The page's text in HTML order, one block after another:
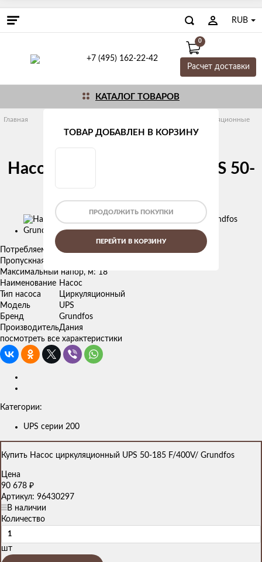
RUB
+7 (495) 162-22-42
0
Расчет доставки
КАТАЛОГ ТОВАРОВ
Главная
Циркуляционные
UPS серии 200
Насос циркуляционный UPS 50-
185 F/400V/ Grundfos
Изображения
товаров
Потребляемая мощность, Вт: 1000
Пропускная способность, м3/ч: 30
Максимальный напор, м: 18
Наименование Насос
Тип насоса
Циркуляционный
Модель
UPS
Бренд
Grundfos
ПроизводительДания
посмотреть все характеристики
Категории:
UPS серии 200
Купить Насос циркуляционный UPS 50-185 F/400V/ Grundfos
Цена
90 678 ₽
Артикул: 96430297
В наличии
Количество
шт
ТОВАР ДОБАВЛЕН В КОРЗИНУ
ПРОДОЛЖИТЬ ПОКУПКИ
ПЕРЕЙТИ В КОРЗИНУ